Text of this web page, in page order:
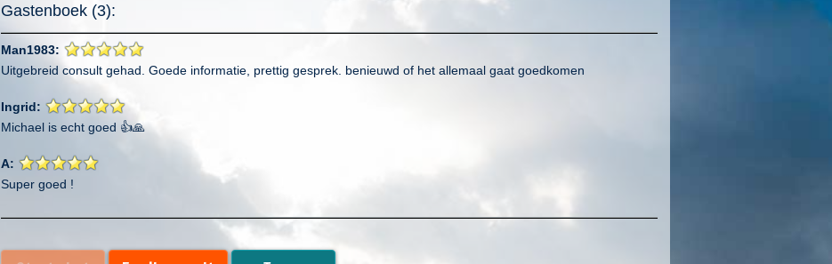
Gastenboek (3):
Man1983:
Uitgebreid consult gehad. Goede informatie, prettig gesprek. benieuwd of het allemaal gaat goedkomen
Ingrid:
Michael is echt goed 👍🙏
A:
Super goed !